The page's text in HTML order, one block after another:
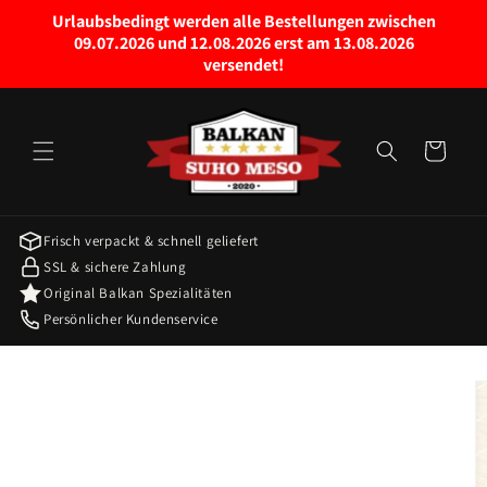
zum
Inhalt
Urlaubsbedingt werden alle Bestellungen zwischen
09.07.2026 und 12.08.2026 erst am 13.08.2026
versendet!
Warenkorb
Frisch verpackt & schnell geliefert
SSL & sichere Zahlung
Original Balkan Spezialitäten
Persönlicher Kundenservice